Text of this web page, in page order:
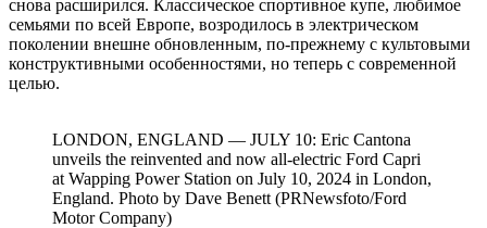
снова расширился. Классическое спортивное купе, любимое
семьями по всей Европе, возродилось в электрическом
поколении внешне обновленным, по-прежнему с культовыми
конструктивными особенностями, но теперь с современной
целью.
LONDON, ENGLAND — JULY 10: Eric Cantona
unveils the reinvented and now all-electric Ford Capri
at Wapping Power Station on July 10, 2024 in London,
England. Photo by Dave Benett (PRNewsfoto/Ford
Motor Company)